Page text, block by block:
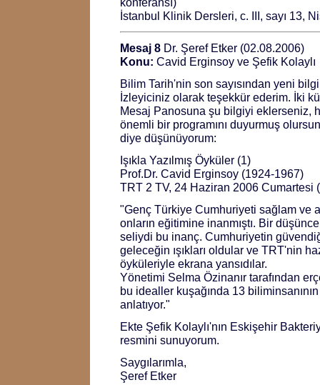
İstanbul Klinik Dersleri, c. III, sayı 13,
Mesaj 8 Dr. Şeref Etker (02.08.2006)
Konu: Cavid Erginsoy ve Şefik Kolaylı
Bilim Tarih'nin son sayısından yeni
İzleyiciniz olarak teşekkür ederim. İki
Mesaj Panosuna şu bilgiyi eklerseniz,
önemli bir programını duyurmuş
diye düşünüyorum:
Işıkla Yazılmış Öyküler (1)
Prof.Dr. Cavid Erginsoy (1924-1967)
TRT 2 TV, 24 Haziran 2006 Cumartesi
"Genç Türkiye Cumhuriyeti sağlam ve
onların eğitimine inanmıştı. Bir
seliydi bu inanç. Cumhuriyetin
geleceğin ışıkları oldular ve TRT'nin
öyküleriyle ekrana yansıdılar.
Yönetimi Selma Özinanır tarafından
bu idealler kuşağında 13 biliminsanının
anlatıyor."
Ekte Şefik Kolaylı'nın Eskişehir
resmini sunuyorum.
Saygılarımla,
Şeref Etker